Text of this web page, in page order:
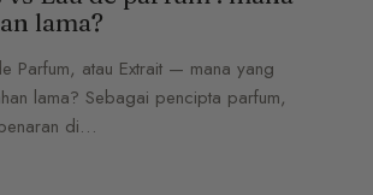
lama?
Parfum, atau Extrait — mana yang
lama? Sebagai pencipta parfum,
di…